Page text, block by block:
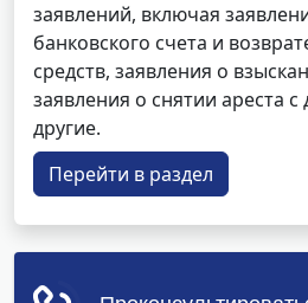
заявлений, включая
банковского счета и
средств, заявления о
заявления о снятии ареста с
другие.
Перейти в раздел